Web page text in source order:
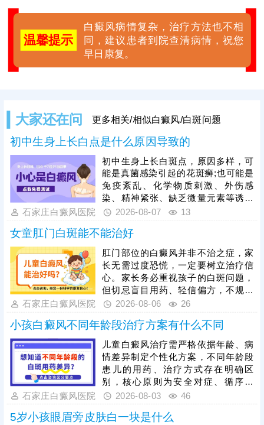
温馨提示
白癜风病情复杂，治疗方法也不相
同，建议患者到院查清病情，祝您
早日康复。
大家还在问 更多相关/相似白癜风/白斑问题
初中生身上长白点是什么原因导致的
初中生身上长白斑点，原因多样，可
能是真菌感染引起的花斑癣;也可能是
免疫紊乱、化学物质刺激、外伤感
染、精神紧张、缺乏微量元素等诱发
白癜风。可以通过伍德灯、三维皮肤
处时期和类型。诊断清楚结合病症、
病因个性化祛白，逐步促使肤色还
原。
石家庄白癜风医院 2026-08-07 13
女童肛门白斑能不能治好
肛门部位的白癜风并非不治之症，家
长无需过度恐慌，一定要树立治疗信
心。家长务必重视孩子的白斑问题，
但切忌盲目用药、轻信偏方，不规范
医治不仅无效，还可能刺激娇嫩肌
目前308准分子激光是治疗儿童各部
位白斑的优选安全方法，适配肛门等
隐私敏感部位，靶向作用于白斑患
处，有效刺激黑色素再生，治疗温
和、效果明显，适配儿童体质。白癜
风治疗周期较长，家长一定要坚持带
孩子规范治疗，白斑消退后做好巩固
治疗，杜绝病情复发
石家庄白癜风医院 2026-08-06 26
小孩白癜风不同年龄段治疗方案有什么不同
儿童白癜风治疗需严格依据年龄、病
情差异制定个性化方案，不同年龄段
患儿的用药、治疗方式存在明确区
别，核心原则为安全对症、循序渐
进，所有治疗均需遵从医嘱，切勿盲
目用药。无论哪个年龄段，白癜风治
疗周期较长，坚持规范治疗是复色关
石家庄白癜风医院 2026-08-03 46
5岁小孩眼眉旁皮肤白一块是什么